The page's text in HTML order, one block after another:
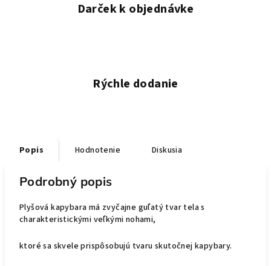
Darček k objednávke
Rýchle dodanie
Popis Hodnotenie Diskusia
Podrobný popis
Plyšová kapybara má zvyčajne guľatý tvar tela s
charakteristickými veľkými nohami,
ktoré sa skvele prispôsobujú tvaru skutočnej kapybary.